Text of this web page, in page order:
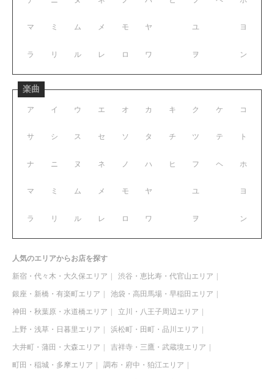
マ ミ ム メ モ
ラ リ ル レ ロ
ヤ ユ ヨ
ワ ヲ ン
楽曲
ア イ ウ エ オ
サ シ ス セ ソ
ナ ニ ヌ ネ ノ
マ ミ ム メ モ
ラ リ ル レ ロ
カ キ ク ケ コ
タ チ ツ テ ト
ハ ヒ フ ヘ ホ
ヤ ユ ヨ
ワ ヲ ン
人気のエリアからお店を探す
新宿・代々木・大久保エリア 渋谷・恵比寿・代官山エリア
銀座・新橋・有楽町エリア 池袋・高田馬場・早稲田エリア
神田・秋葉原・水道橋エリア 立川・八王子周辺エリア
上野・浅草・日暮里エリア 浜松町・田町・品川エリア
大井町・蒲田・大森エリア 吉祥寺・三鷹・武蔵境エリア
町田・稲城・多摩エリア 調布・府中・狛江エリア